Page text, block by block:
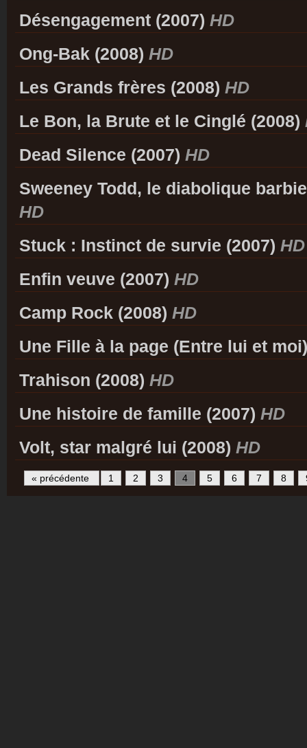
Désengagement (2007) HD
Ong-Bak (2008) HD
Les Grands frères (2008) HD
Le Bon, la Brute et le Cinglé (2008)
Dead Silence (2007) HD
Sweeney Todd, le diabolique
HD
Stuck : Instinct de survie (2007) HD
Enfin veuve (2007) HD
Camp Rock (2008) HD
Une Fille à la page (Entre lui et
Trahison (2008) HD
Une histoire de famille (2007) HD
Volt, star malgré lui (2008) HD
« précédente 1 2 3 4 5 6 7 8